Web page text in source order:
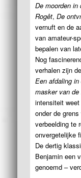
De moorden in
Rogêt, De
vernuft en de
van amateur-
bepalen van
Nog
verhalen zijn
Een afdaling
masker van de
intensiteit
onder de
verbeelding te
onvergetelijke
De dertig
Benjamin een
genoemd –